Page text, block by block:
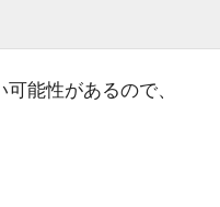
能性があるので、